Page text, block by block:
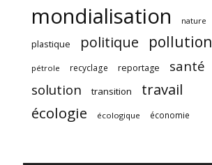
mondialisation nature
plastique politique pollution
pétrole recyclage reportage
santé
solution
transition
travail
écologie
écologique économie